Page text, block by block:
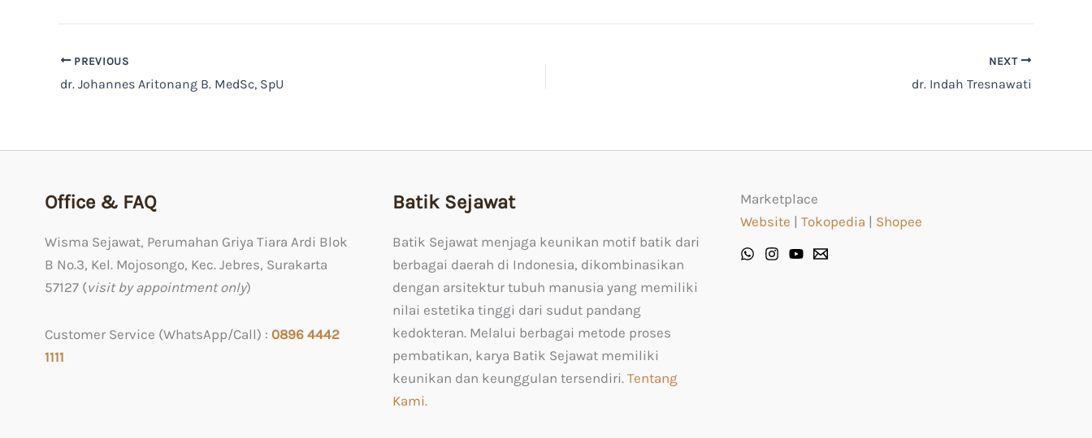
PREVIOUS
dr. Johannes Aritonang B. MedSc, SpU
NEXT
dr. Indah Tresnawati
Office & FAQ
Wisma Sejawat, Perumahan Griya Tiara Ardi Blok
B No.3, Kel. Mojosongo, Kec. Jebres, Surakarta
57127 (visit by appointment only)
Customer Service (WhatsApp/Call) : 0896 4442
1111
Batik Sejawat
Batik Sejawat menjaga keunikan motif batik dari
berbagai daerah di Indonesia, dikombinasikan
dengan arsitektur tubuh manusia yang memiliki
nilai estetika tinggi dari sudut pandang
kedokteran. Melalui berbagai metode proses
pembatikan, karya Batik Sejawat memiliki
keunikan dan keunggulan tersendiri. Tentang
Kami.
Marketplace
Website | Tokopedia | Shopee